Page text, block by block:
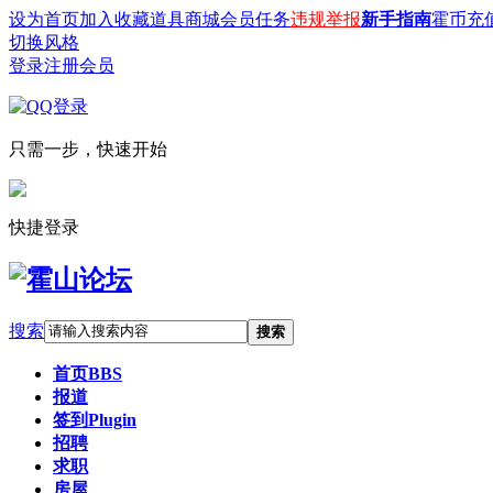
设为首页加入收藏道具商城会员任务违规举报新手指南霍币充
切换风格
登录注册会员
只需一步，快速开始
快捷登录
搜索 搜索
首页BBS
报道
签到Plugin
招聘
求职
房屋